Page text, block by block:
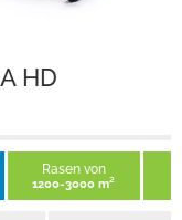
Gefälle
0-20°